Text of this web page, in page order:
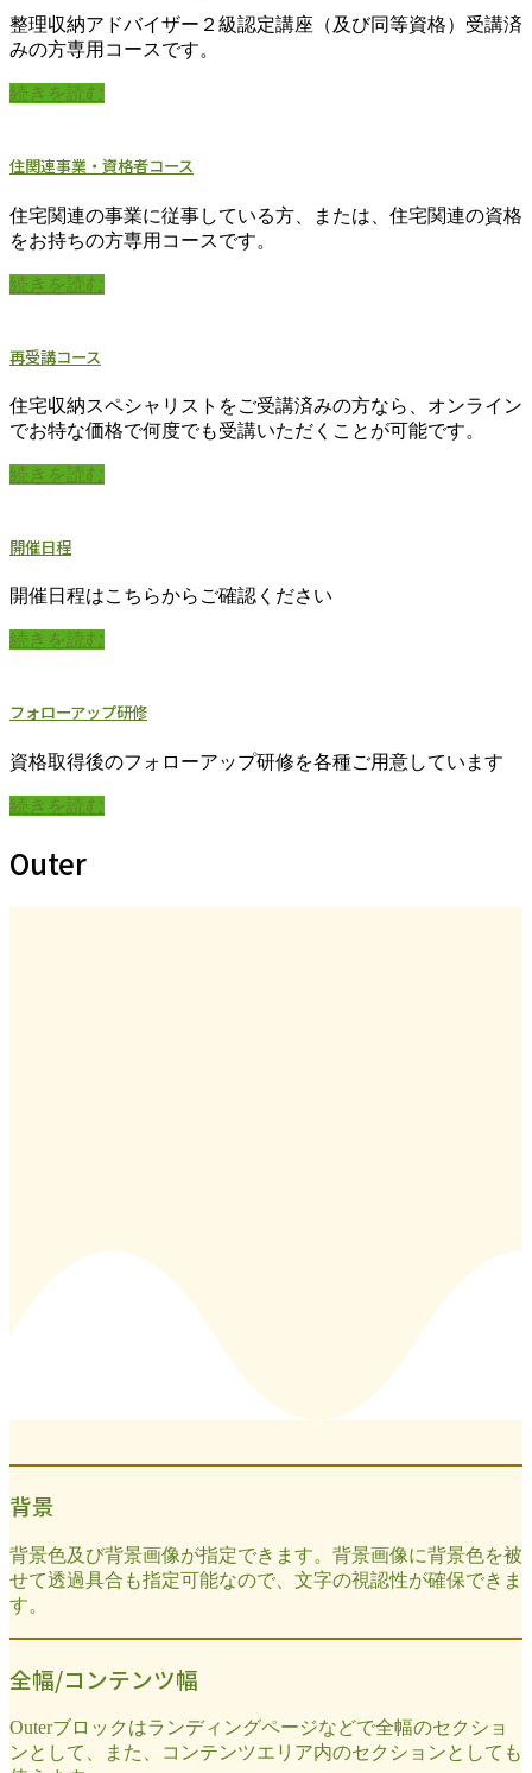
整理収納アドバイザー２級認定講座（及び同等資格）受講済
みの方専用コースです。
続きを読む
住関連事業・資格者コース
住宅関連の事業に従事している方、または、住宅関連の資格
をお持ちの方専用コースです。
続きを読む
再受講コース
住宅収納スペシャリストをご受講済みの方なら、オンライン
でお特な価格で何度でも受講いただくことが可能です。
続きを読む
開催日程
開催日程はこちらからご確認ください
続きを読む
フォローアップ研修
資格取得後のフォローアップ研修を各種ご用意しています
続きを読む
Outer
背景
背景色及び背景画像が指定できます。背景画像に背景色を被
せて透過具合も指定可能なので、文字の視認性が確保できま
す。
全幅/コンテンツ幅
Outerブロックはランディングページなどで全幅のセクショ
ンとして、また、コンテンツエリア内のセクションとしても